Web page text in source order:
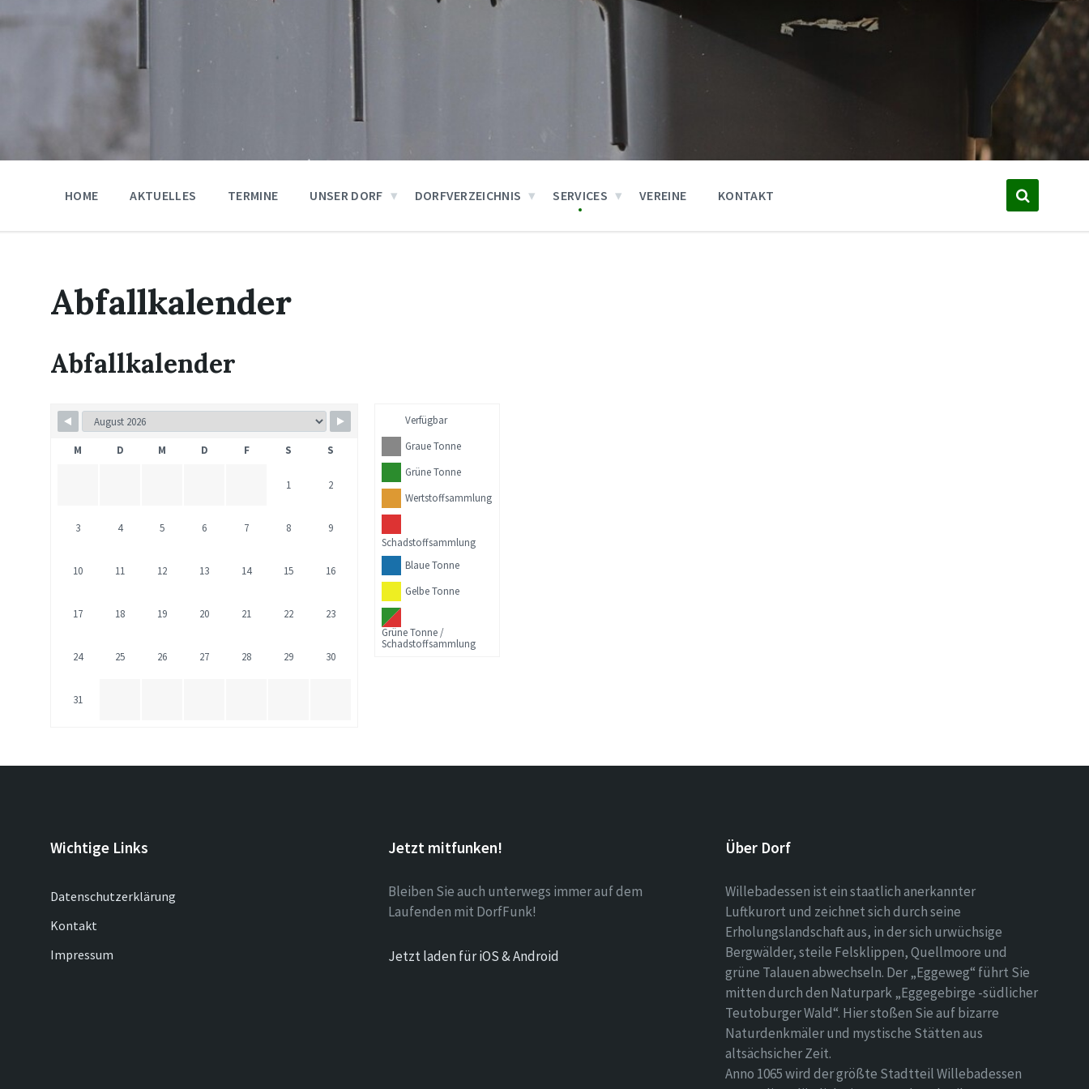
HOME AKTUELLES TERMINE UNSER DORF DORFVERZEICHNIS SERVICES VEREINE KONTAKT
Abfallkalender
Abfallkalender
Verfügbar
Graue Tonne
Grüne Tonne
Wertstoffsammlung
Schadstoffsammlung
Blaue Tonne
Gelbe Tonne
Grüne Tonne /
Schadstoffsammlung
M D M D F S S
1 2
3 4 5 6 7 8 9
10 11 12 13 14 15 16
17 18 19 20 21 22 23
24 25 26 27 28 29 30
31
Wichtige Links
Datenschutzerklärung
Kontakt
Impressum
Jetzt mitfunken!
Bleiben Sie auch unterwegs immer auf dem
Laufenden mit DorfFunk!
Jetzt laden für iOS & Android
Über Dorf
Willebadessen ist ein staatlich anerkannter
Luftkurort und zeichnet sich durch seine
Erholungslandschaft aus, in der sich urwüchsige
Bergwälder, steile Felsklippen, Quellmoore und
grüne Talauen abwechseln. Der „Eggeweg“ führt Sie
mitten durch den Naturpark „Eggegebirge -südlicher
Teutoburger Wald“. Hier stoßen Sie auf bizarre
Naturdenkmäler und mystische Stätten aus
altsächsicher Zeit.
Anno 1065 wird der größte Stadtteil Willebadessen